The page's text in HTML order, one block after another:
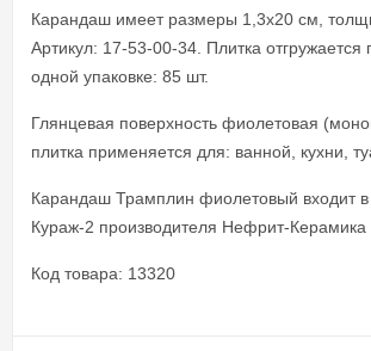
Карандаш имеет размеры 1,3x20 см,
Артикул: 17-53-00-34. Плитка отгружается
одной упаковке: 85 шт.
Глянцевая поверхность фиолетовая
плитка применяется для: ванной, кухни,
Карандаш Трамплин фиолетовый входит
Кураж-2 производителя Нефрит-Керамика
Код товара: 13320